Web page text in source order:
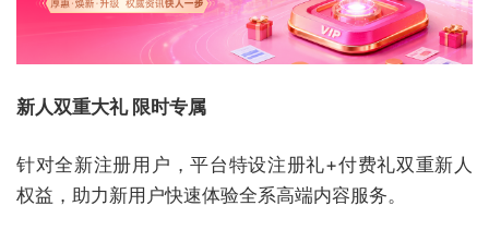
新人双重大礼 限时专属
针对全新注册用户，平台特设注册礼+付费礼双重新人
权益，助力新用户快速体验全系高端内容服务。